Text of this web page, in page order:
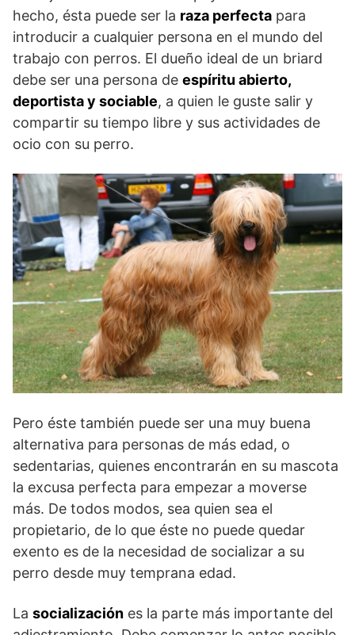
hecho, ésta puede ser la raza perfecta para
introducir a cualquier persona en el mundo del
trabajo con perros. El dueño ideal de un briard
debe ser una persona de espíritu abierto,
deportista y sociable, a quien le guste salir y
compartir su tiempo libre y sus actividades de
ocio con su perro.
Pero éste también puede ser una muy buena
alternativa para personas de más edad, o
sedentarias, quienes encontrarán en su mascota
la excusa perfecta para empezar a moverse
más. De todos modos, sea quien sea el
propietario, de lo que éste no puede quedar
exento es de la necesidad de socializar a su
perro desde muy temprana edad.
La socialización es la parte más importante del